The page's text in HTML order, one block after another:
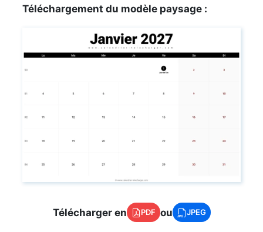
Téléchargement du modèle paysage :
Télécharger en PDF ou JPEG